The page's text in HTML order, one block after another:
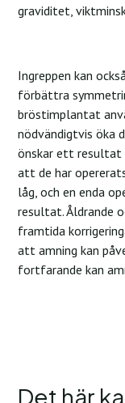
graviditet,
Ingreppen kan
förbättra
bröstimplantat
nödvändigtvis öka
önskar ett resultat
att de har
låg, och en enda
resultat. Åldrande
framtida
att amning kan
fortfarande kan
Det här